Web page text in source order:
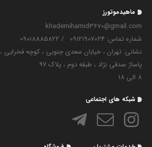
ماهیدموتورز
khademihamid3670@gmail.com
شماره تماس‌: 09121907024
/
09018885822
نشانی: تهران ، خیابان سعدی جنوبی ، کوچه فخرایی ،
پاساژ صدقی نژاد ، طبقه دوم ، پلاک 97
8 الی 18
شبکه های اجتماعی